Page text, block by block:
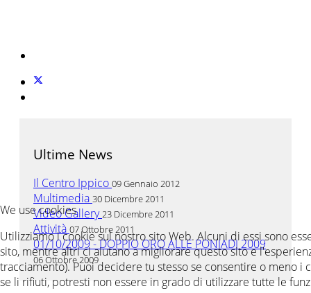
Ultime News
Il Centro Ippico 09 Gennaio 2012
Multimedia 30 Dicembre 2011
Video Gallery23 Dicembre 2011
Attività 07 Ottobre 2011
01/10/2009 - DOPPIO ORO ALLE PONIADI 2009
06 Ottobre 2009
We use cookies
Utilizziamo i cookie sul nostro sito Web. Alcuni di essi sono
sito, mentre altri ci aiutano a migliorare questo sito e
tracciamento). Puoi decidere tu stesso se consentire o meno i
se li rifiuti, potresti non essere in grado di utilizzare tutte le